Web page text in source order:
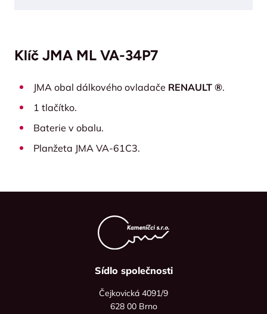
Klíč JMA ML VA-34P7
JMA obal dálkového ovladače RENAULT ®.
1 tlačítko.
Baterie v obalu.
Planžeta JMA VA-61C3.
Sídlo společnosti
Čejkovická 4091/9
628 00 Brno